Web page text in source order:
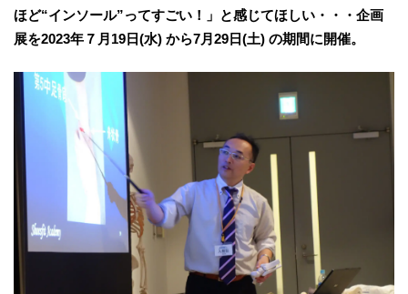
ほど“インソール”ってすごい！」と感じてほしい・・・企画
展を2023年７月19日(水) から7月29日(土) の期間に開催。